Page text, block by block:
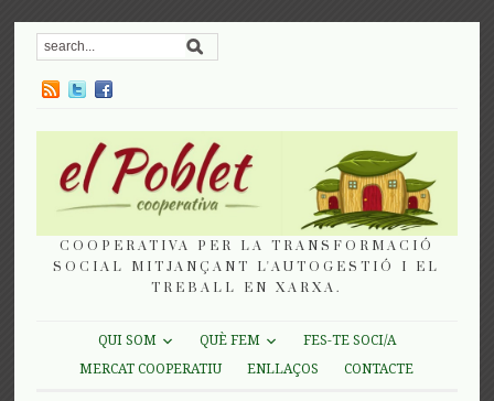
COOPERATIVA PER LA TRANSFORMACIÓ
SOCIAL MITJANÇANT L'AUTOGESTIÓ I EL
TREBALL EN XARXA.
QUI SOM QUÈ FEM
FES-TE SOCI/A
MERCAT COOPERATIU
ENLLAÇOS CONTACTE